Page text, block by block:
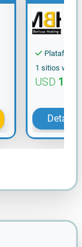
1 sitios web
USD 1.50